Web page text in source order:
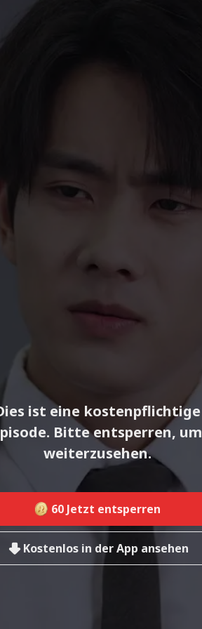
ist eine kostenpflichtige
Bitte entsperren, um
weiterzusehen.
60 Jetzt entsperren
Kostenlos in der App ansehen